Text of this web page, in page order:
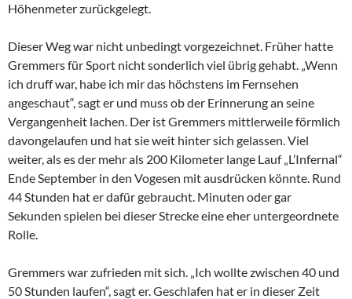
Höhenmeter zurückgelegt.
Dieser Weg war nicht unbedingt vorgezeichnet. Früher hatte
Gremmers für Sport nicht sonderlich viel übrig gehabt. „Wenn
ich druff war, habe ich mir das höchstens im Fernsehen
angeschaut“, sagt er und muss ob der Erinnerung an seine
Vergangenheit lachen. Der ist Gremmers mittlerweile förmlich
davongelaufen und hat sie weit hinter sich gelassen. Viel
weiter, als es der mehr als 200 Kilometer lange Lauf „L’Infernal“
Ende September in den Vogesen mit ausdrücken könnte. Rund
44 Stunden hat er dafür gebraucht. Minuten oder gar
Sekunden spielen bei dieser Strecke eine eher untergeordnete
Rolle.
Gremmers war zufrieden mit sich. „Ich wollte zwischen 40 und
50 Stunden laufen“, sagt er. Geschlafen hat er in dieser Zeit